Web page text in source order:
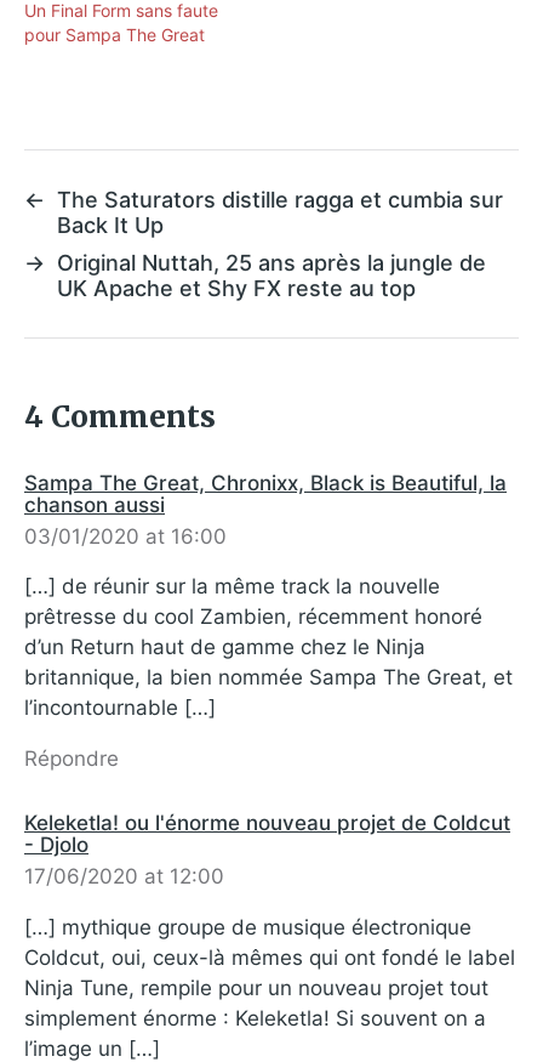
Un Final Form sans faute
pour Sampa The Great
← The Saturators distille ragga et cumbia sur
Back It Up
→ Original Nuttah, 25 ans après la jungle de
UK Apache et Shy FX reste au top
4 Comments
Sampa The Great, Chronixx, Black is Beautiful, la
chanson aussi
03/01/2020 at 16:00
[…] de réunir sur la même track la nouvelle
prêtresse du cool Zambien, récemment honoré
d’un Return haut de gamme chez le Ninja
britannique, la bien nommée Sampa The Great, et
l’incontournable […]
Répondre
Keleketla! ou l'énorme nouveau projet de Coldcut
- Djolo
17/06/2020 at 12:00
[…] mythique groupe de musique électronique
Coldcut, oui, ceux-là mêmes qui ont fondé le label
Ninja Tune, rempile pour un nouveau projet tout
simplement énorme : Keleketla! Si souvent on a
l’image un […]